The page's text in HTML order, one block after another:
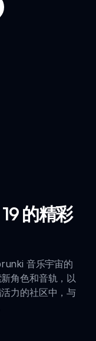
的精彩
音乐宇宙的
角色和音轨，以
力的社区中，与